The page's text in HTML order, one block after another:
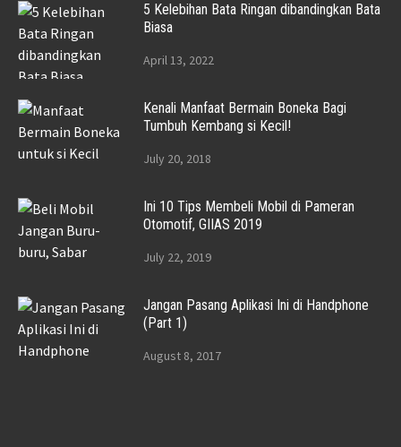
5 Kelebihan Bata Ringan dibandingkan Bata
Biasa
April 13, 2022
Kenali Manfaat Bermain Boneka Bagi
Tumbuh Kembang si Kecil!
July 20, 2018
Ini 10 Tips Membeli Mobil di Pameran
Otomotif, GIIAS 2019
July 22, 2019
Jangan Pasang Aplikasi Ini di Handphone
(Part 1)
August 8, 2017